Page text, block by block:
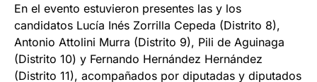
En el evento estuvieron presentes las y los
candidatos Lucía Inés Zorrilla Cepeda (Distrito 8),
Antonio Attolini Murra (Distrito 9), Pili de Aguinaga
(Distrito 10) y Fernando Hernández Hernández
(Distrito 11), acompañados por diputadas y diputados